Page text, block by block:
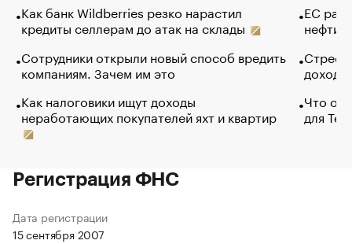
Как банк Wildberries резко нарастил
кредиты селлерам до атак на склады
Сотрудники открыли новый способ вредить
компаниям. Зачем им это
Как налоговики ищут доходы
неработающих покупателей яхт и квартир
ЕС
нефти
Что
для
Регистрация ФНС
Дата регистрации
15 сентября 2007